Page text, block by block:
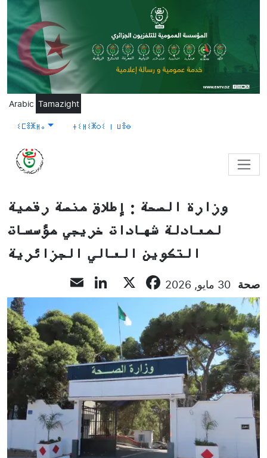
Skip to main content
Arabic Tamazight
ⵉⵎⴻⵥⵍⴰ ⵜⵉⵍⵉⵥⵔⵉ ⵏ ⵡⴻⴱ
وزارة الصحة : إطلاق منصة رقمية
لمعادلة شهادات خريجي مؤسسات
التكوين العالي الجزائرية
صحة 30 مايو, 2026 Facebook
LinkedIn